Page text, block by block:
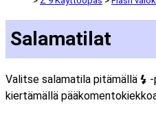
Salamatilat
Valitse salamatila pitämällä c
kiertämällä